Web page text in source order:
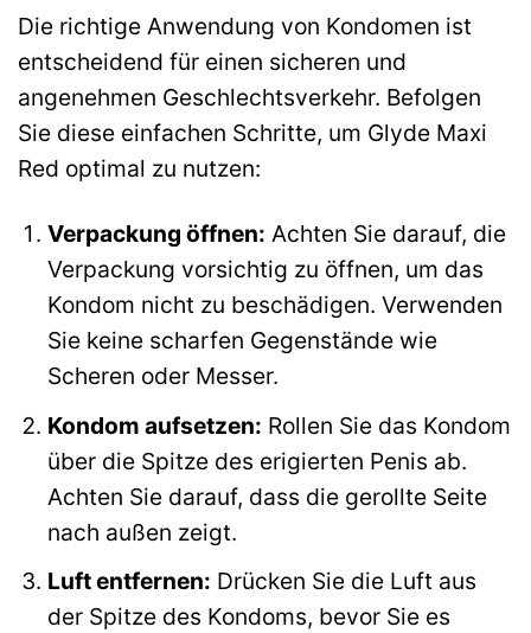
Die richtige Anwendung von Kondomen ist
entscheidend für einen sicheren und
angenehmen Geschlechtsverkehr. Befolgen
Sie diese einfachen Schritte, um Glyde Maxi
Red optimal zu nutzen:
Verpackung öffnen: Achten Sie darauf, die
Verpackung vorsichtig zu öffnen, um das
Kondom nicht zu beschädigen. Verwenden
Sie keine scharfen Gegenstände wie
Scheren oder Messer.
Kondom aufsetzen: Rollen Sie das Kondom
über die Spitze des erigierten Penis ab.
Achten Sie darauf, dass die gerollte Seite
nach außen zeigt.
Luft entfernen: Drücken Sie die Luft aus
der Spitze des Kondoms, bevor Sie es